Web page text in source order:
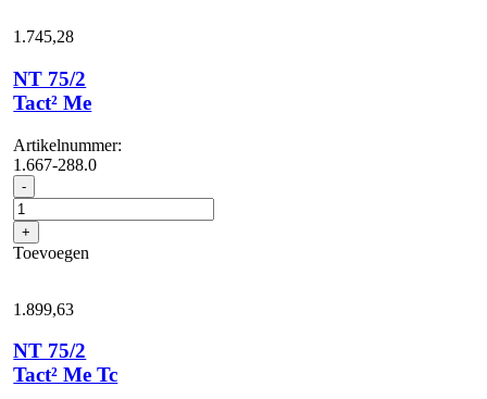
1.745,28
NT 75/2
Tact² Me
Artikelnummer:
1.667-288.0
- NT
75/2
Tact²
Me
aantal
+
Toevoegen
1.899,63
NT 75/2
Tact² Me Tc